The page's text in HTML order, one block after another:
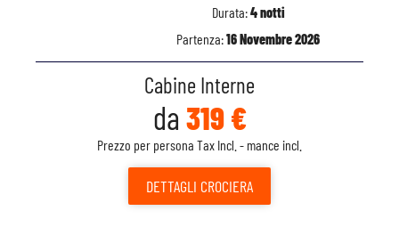
Durata:4 notti
Partenza:16 Novembre 2026
Cabine Interne
da 319 €
Prezzo per persona Tax Incl. - mance incl.
DETTAGLI CROCIERA